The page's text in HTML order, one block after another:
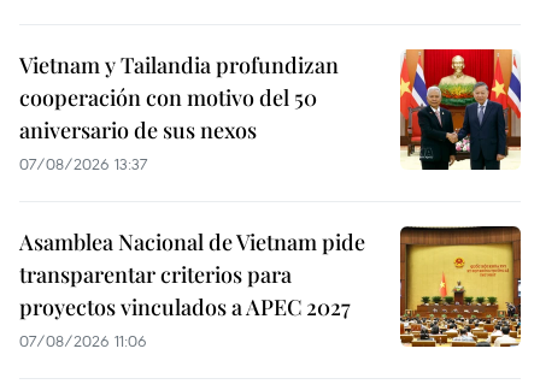
Vietnam y Tailandia profundizan
cooperación con motivo del 50
aniversario de sus nexos
07/08/2026 13:37
Asamblea Nacional de Vietnam pide
transparentar criterios para
proyectos vinculados a APEC 2027
07/08/2026 11:06